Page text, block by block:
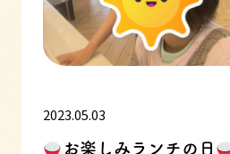
2023.05.03
お楽しみランチの日